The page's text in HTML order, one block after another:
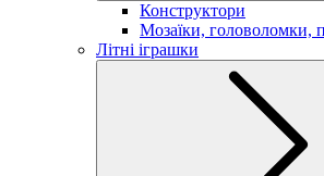
Конструктори
Мозаїки, головоломки,
Літні іграшки